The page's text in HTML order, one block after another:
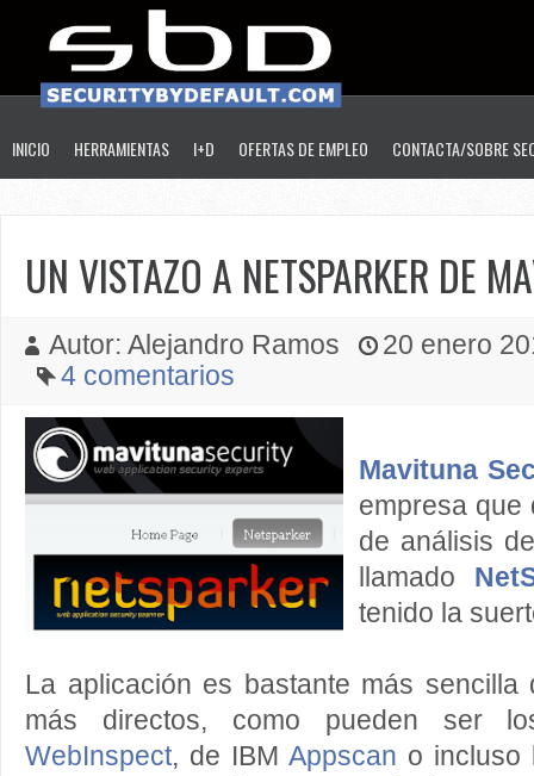
INICIO HERRAMIENTAS I+D OFERTAS DE EMPLEO CONTACTA/SOBRE
UN VISTAZO A NETSPARKER DE
Autor: Alejandro Ramos
20 enero
4 comentarios
Mavituna
empresa que
de análisis
llamado
tenido la
La aplicación es bastante más sencilla
más directos, como pueden ser
WebInspect, de IBM Appscan o incluso